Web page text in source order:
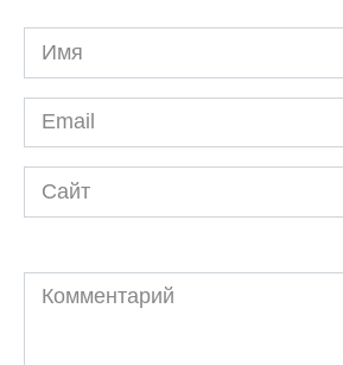
Имя
*
Email
*
Сайт
Комментарий